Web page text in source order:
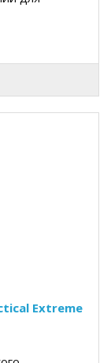
Extreme